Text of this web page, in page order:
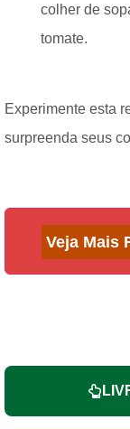
colher de
tomate.
Experimente esta
surpreenda seus
Veja Mais